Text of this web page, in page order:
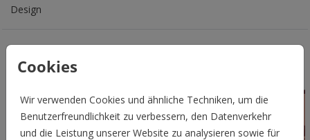
Cookies
Wir verwenden Cookies und ähnliche Techniken, um die
Benutzerfreundlichkeit zu verbessern, den Datenverkehr
und die Leistung unserer Website zu analysieren sowie für
Design